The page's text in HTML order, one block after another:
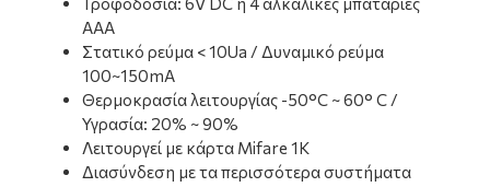
ΑΑΑ
Στατικό ρεύμα < 10Ua / Δυναμικό ρεύμα
100~150mA
Θερμοκρασία λειτουργίας -50°C ~ 60° C /
Υγρασία: 20% ~ 90%
Λειτουργεί με κάρτα Mifare 1Κ
Διασύνδεση με τα περισσότερα συστήματα